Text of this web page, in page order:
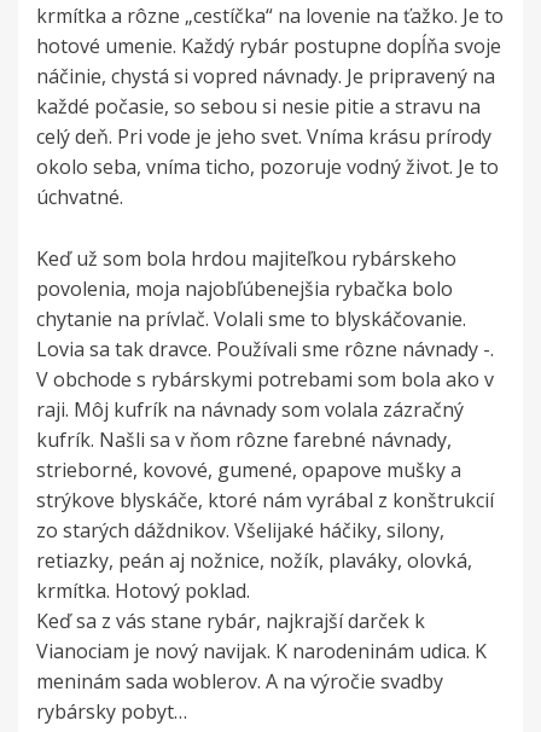
krmítka a rôzne „cestíčka“ na lovenie na ťažko. Je to
hotové umenie. Každý rybár postupne dopĺňa svoje
náčinie, chystá si vopred návnady. Je pripravený na
každé počasie, so sebou si nesie pitie a stravu na
celý deň. Pri vode je jeho svet. Vníma krásu prírody
okolo seba, vníma ticho, pozoruje vodný život. Je to
úchvatné.
Keď už som bola hrdou majiteľkou rybárskeho
povolenia, moja najobľúbenejšia rybačka bolo
chytanie na prívlač. Volali sme to blyskáčovanie.
Lovia sa tak dravce. Používali sme rôzne návnady -.
V obchode s rybárskymi potrebami som bola ako v
raji. Môj kufrík na návnady som volala zázračný
kufrík. Našli sa v ňom rôzne farebné návnady,
strieborné, kovové, gumené, opapove mušky a
strýkove blyskáče, ktoré nám vyrábal z konštrukcií
zo starých dáždnikov. Všelijaké háčiky, silony,
retiazky, peán aj nožnice, nožík, plaváky, olovká,
krmítka. Hotový poklad.
Keď sa z vás stane rybár, najkrajší darček k
Vianociam je nový navijak. K narodeninám udica. K
meninám sada woblerov. A na výročie svadby
rybársky pobyt…